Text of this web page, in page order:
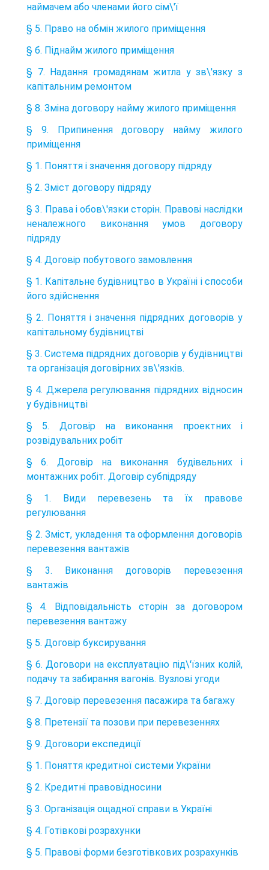
наймачем або членами його сім\'ї
§ 5. Право на обмін жилого приміщення
§ б. Піднайм жилого приміщення
§ 7. Надання громадянам житла у зв\'язку з
капітальним ремонтом
§ 8. Зміна договору найму жилого приміщення
§ 9. Припинення договору найму жилого
приміщення
§ 1. Поняття і значення договору підряду
§ 2. Зміст договору підряду
§ 3. Права і обов\'язки сторін. Правові наслідки
неналежного виконання умов договору
підряду
§ 4. Договір побутового замовлення
§ 1. Капітальне будівництво в Україні і способи
його здійснення
§ 2. Поняття і значення підрядних договорів у
капітальному будівництві
§ 3. Система підрядних договорів у будівництві
та організація договірних зв\'язків.
§ 4. Джерела регулювання підрядних відносин
у будівництві
§ 5. Договір на виконання проектних і
розвідувальних робіт
§ 6. Договір на виконання будівельних і
монтажних робіт. Договір субпідряду
§ 1. Види перевезень та їх правове
регулювання
§ 2. Зміст, укладення та оформлення договорів
перевезення вантажів
§ 3. Виконання договорів перевезення
вантажів
§ 4. Відповідальність сторін за договором
перевезення вантажу
§ 5. Договір буксирування
§ 6. Договори на експлуатацію під\'їзних колій,
подачу та забирання вагонів. Вузлові угоди
§ 7. Договір перевезення пасажира та багажу
§ 8. Претензії та позови при перевезеннях
§ 9. Договори експедиції
§ 1. Поняття кредитної системи України
§ 2. Кредитні правовідносини
§ 3. Організація ощадної справи в Україні
§ 4. Готівкові розрахунки
§ 5. Правові форми безготівкових розрахунків